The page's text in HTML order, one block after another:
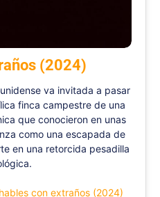
(2024)
va invitada a pasar
finca campestre de una
que conocieron en unas
como una escapada de
en una retorcida pesadilla
con extraños (2024)